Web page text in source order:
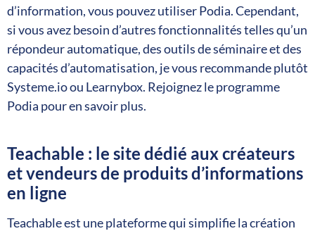
d’information, vous pouvez utiliser Podia. Cependant,
si vous avez besoin d’autres fonctionnalités telles qu’un
répondeur automatique, des outils de séminaire et des
capacités d’automatisation, je vous recommande plutôt
Systeme.io ou Learnybox. Rejoignez le programme
Podia pour en savoir plus.
Teachable : le site dédié aux créateurs
et vendeurs de produits d’informations
en ligne
Teachable est une plateforme qui simplifie la création